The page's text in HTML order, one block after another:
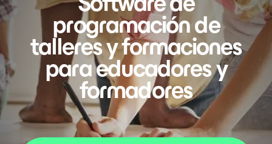
programación de
talleres y formaciones
para educadores y
formadores